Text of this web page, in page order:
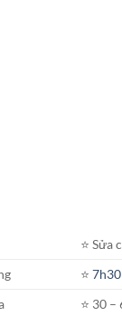
⭐️ Sửa
⭐️
⭐️ 30